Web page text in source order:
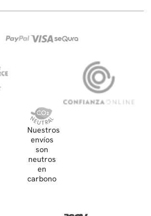
Nuestros
envíos
son
neutros
en
carbono